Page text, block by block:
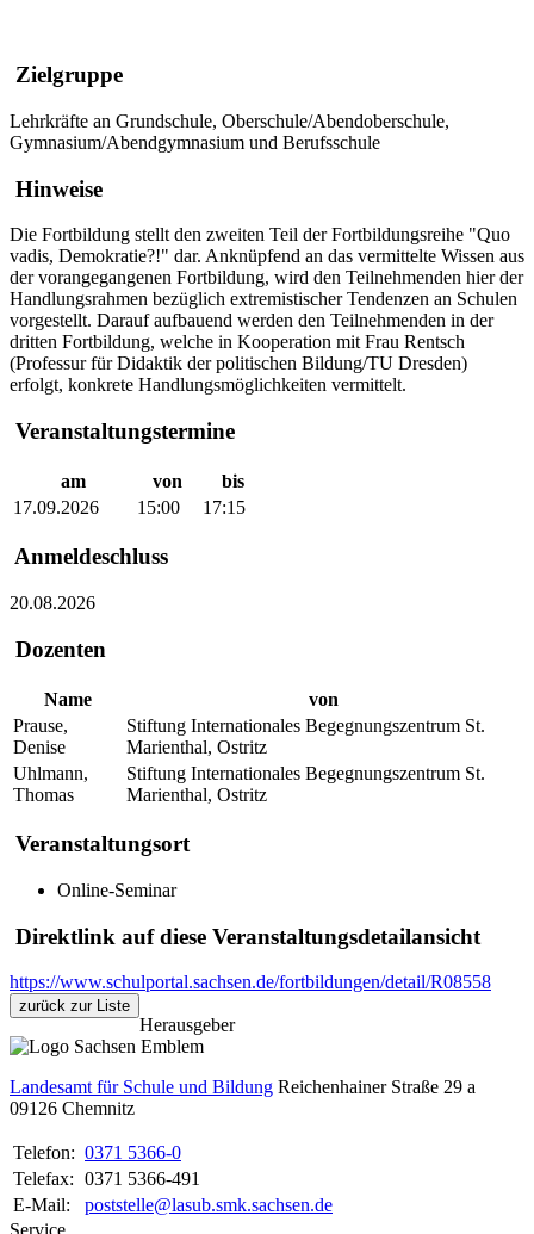
Zielgruppe
Lehrkräfte an Grundschule, Oberschule/Abendoberschule,
Gymnasium/Abendgymnasium und Berufsschule
Hinweise
Die Fortbildung stellt den zweiten Teil der Fortbildungsreihe "Quo
vadis, Demokratie?!" dar. Anknüpfend an das vermittelte Wissen aus
der vorangegangenen Fortbildung, wird den Teilnehmenden hier der
Handlungsrahmen bezüglich extremistischer Tendenzen an Schulen
vorgestellt. Darauf aufbauend werden den Teilnehmenden in der
dritten Fortbildung, welche in Kooperation mit Frau Rentsch
(Professur für Didaktik der politischen Bildung/TU Dresden)
erfolgt, konkrete Handlungsmöglichkeiten vermittelt.
Veranstaltungstermine
am von
bis
17.09.2026
15:00 17:15
Anmeldeschluss
20.08.2026
Dozenten
Name
von
Prause,
Denise
Stiftung Internationales Begegnungszentrum St.
Marienthal, Ostritz
Uhlmann,
Thomas
Stiftung Internationales Begegnungszentrum St.
Marienthal, Ostritz
Veranstaltungsort
Online-Seminar
Direktlink auf diese Veranstaltungsdetailansicht
https://www.schulportal.sachsen.de/fortbildungen/detail/R08558
zurück zur Liste
Herausgeber
Landesamt für Schule und Bildung Reichenhainer Straße 29 a
09126 Chemnitz
Telefon: 0371 5366-0
Telefax: 0371 5366-491
E-Mail:
poststelle@lasub.smk.sachsen.de